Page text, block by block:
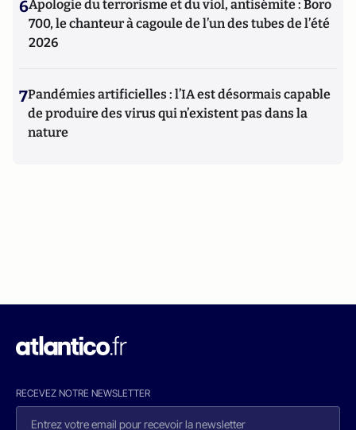
6Apologie du terrorisme et du viol, antisémite : Boro
700, le chanteur à cagoule de l’un des tubes de l’été
2026
7Pandémies artificielles : l’IA est désormais capable
de produire des virus qui n’existent pas dans la
nature
RECEVEZ NOTRE NEWSLETTER